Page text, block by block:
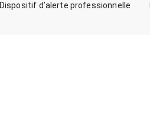
Dispositif d’alerte professionnelle